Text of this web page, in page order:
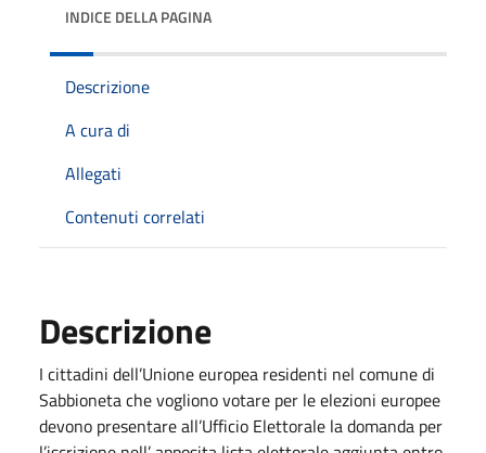
INDICE DELLA PAGINA
Descrizione
A cura di
Allegati
Contenuti correlati
Descrizione
I cittadini dell’Unione europea residenti nel comune di
Sabbioneta che vogliono votare per le elezioni europee
devono presentare all’Ufficio Elettorale la domanda per